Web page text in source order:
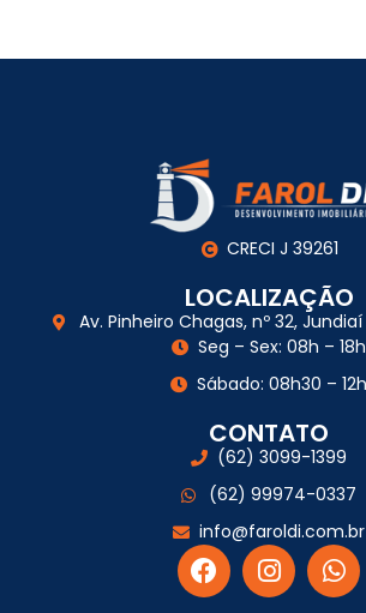
CRECI J 39261
LOCALIZAÇÃO
Av. Pinheiro Chagas, nº 32,
Seg – Sex: 08h – 18h
Sábado: 08h30 – 12h
CONTATO
(62) 3099-1399
(62) 99974-0337
info@faroldi.com.br